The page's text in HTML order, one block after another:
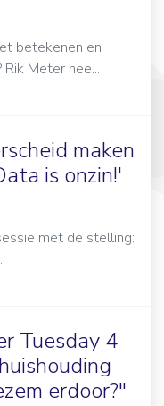
betekenen en
Meter nee...
maken
is onzin!'
met de stelling:
Tuesday 4
erdoor?"